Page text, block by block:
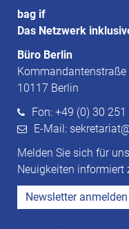
bag if
Das Netzwerk
Büro Berlin
Kommandantenstraße
10117 Berlin
Fon: +49 (0) 30 251
E-Mail:
Melden Sie sich für
Neuigkeiten informiert
Newsletter anmelden